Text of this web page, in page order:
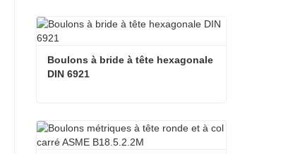
Boulons à bride à tête hexagonale
DIN 6921
Contacter maintenant